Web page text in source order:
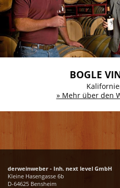
BOGLE
» Mehr über den
derweinweber - Inh. next level GmbH
Kleine Hasengasse 6b
D-64625 Bensheim